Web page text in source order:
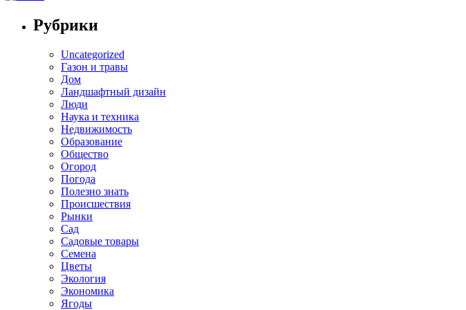
Рубрики
Uncategorized
Газон и травы
Дом
Ландшафтный дизайн
Люди
Наука и техника
Недвижимость
Образование
Общество
Огород
Погода
Полезно знать
Происшествия
Рынки
Сад
Садовые товары
Семена
Цветы
Экология
Экономика
Ягоды